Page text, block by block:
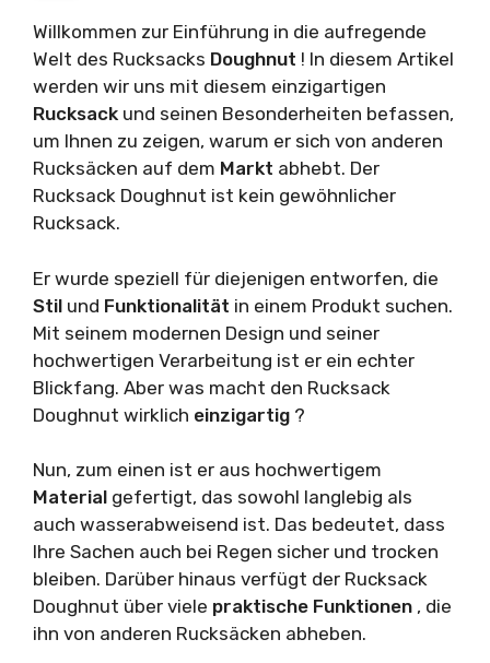
Willkommen zur Einführung in die aufregende
Welt des Rucksacks Doughnut ! In diesem Artikel
werden wir uns mit diesem einzigartigen
Rucksack und seinen Besonderheiten befassen,
um Ihnen zu zeigen, warum er sich von anderen
Rucksäcken auf dem Markt abhebt. Der
Rucksack Doughnut ist kein gewöhnlicher
Rucksack.
Er wurde speziell für diejenigen entworfen, die
Stil und Funktionalität in einem Produkt suchen.
Mit seinem modernen Design und seiner
hochwertigen Verarbeitung ist er ein echter
Blickfang. Aber was macht den Rucksack
Doughnut wirklich einzigartig ?
Nun, zum einen ist er aus hochwertigem
Material gefertigt, das sowohl langlebig als
auch wasserabweisend ist. Das bedeutet, dass
Ihre Sachen auch bei Regen sicher und trocken
bleiben. Darüber hinaus verfügt der Rucksack
Doughnut über viele praktische Funktionen , die
ihn von anderen Rucksäcken abheben.